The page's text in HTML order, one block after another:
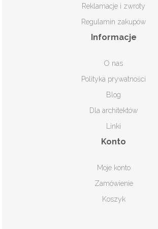
Reklamacje i zwroty
Regulamin zakupów
Informacje
O nas
Polityka prywatności
Blog
Dla architektów
Linki
Konto
Moje konto
Zamówienie
Koszyk